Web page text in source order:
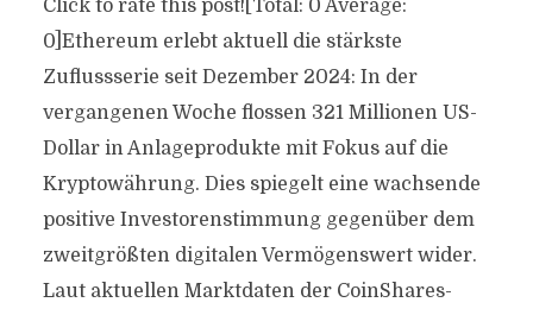
Click to rate this post![Total: 0 Average:
0]Ethereum erlebt aktuell die stärkste
Zuflussserie seit Dezember 2024: In der
vergangenen Woche flossen 321 Millionen US-
Dollar in Anlageprodukte mit Fokus auf die
Kryptowährung. Dies spiegelt eine wachsende
positive Investorenstimmung gegenüber dem
zweitgrößten digitalen Vermögenswert wider.
Laut aktuellen Marktdaten der CoinShares-